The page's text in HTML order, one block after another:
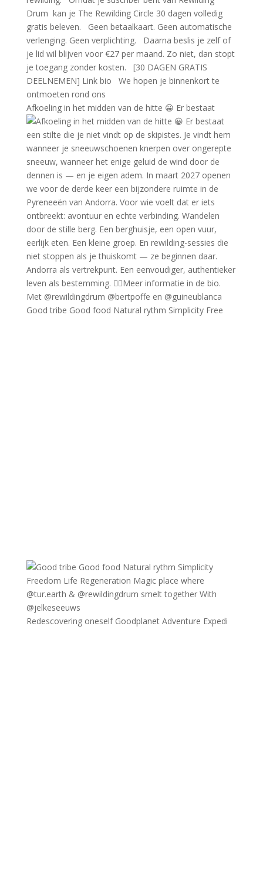
Afkoeling in het midden van de hitte 😀 Er bestaat
Good tribe Good food Natural rythm Simplicity Free
Redescovering oneself Goodplanet Adventure Expedi